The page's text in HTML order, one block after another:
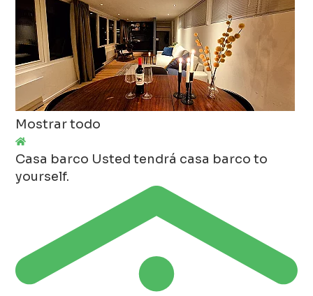
Mostrar todo
Casa barco Usted tendrá casa barco to
yourself.